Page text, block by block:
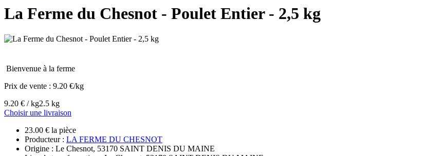
La Ferme du Chesnot - Poulet Entier - 2,5 kg
Bienvenue à la ferme
Prix de vente : 9.20 €/kg
9.20 € / kg2.5 kg
Choisir une livraison
23.00 € la pièce
Producteur : LA FERME DU CHESNOT
Origine : Le Chesnot, 53170 SAINT DENIS DU MAINE